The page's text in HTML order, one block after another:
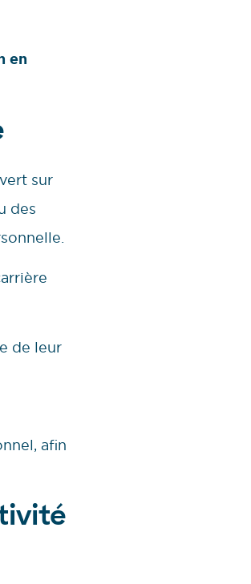
en
sur
des
de leur
afin